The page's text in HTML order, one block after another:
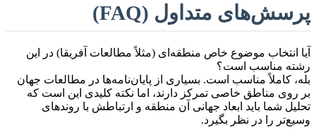
پرسش‌های متداول (FAQ)
آیا انتخاب موضوع خاص منطقه‌ای (مثلاً مطالعات آفریقا) در این
رشته مناسب است؟
بله، کاملاً مناسب است. بسیاری از پایان‌نامه‌ها در مطالعات جهان
بر روی مناطق خاصی تمرکز دارند، اما نکته کلیدی این است که
تحلیل شما باید ابعاد جهانی آن منطقه و ارتباطش با روندهای
وسیع‌تر را در نظر بگیرد.